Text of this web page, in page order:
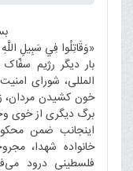
«وَقَاتِلُوا فِي سَبِيلِ
بار دیگر رژیم
المللی، شورای
خون کشیدن مردان،
برگ دیگری از خوی
اینجانب ضمن
خانواده شهدا،
فلسطینی درود